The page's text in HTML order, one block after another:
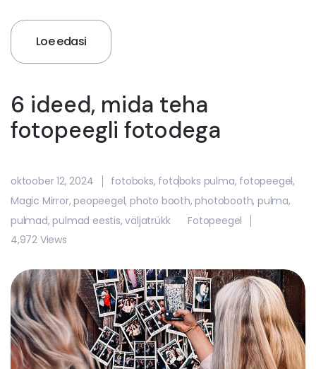
Loe edasi
6 ideed, mida teha
fotopeegli fotodega
oktoober 12, 2024 fotoboks, fotoboks pulma, fotopeegel,
Magic Mirror,peopeegel,photo booth,photobooth,pulma,
pulmad,pulmad eestis,väljatrükk
Fotopeegel
4,972 Views